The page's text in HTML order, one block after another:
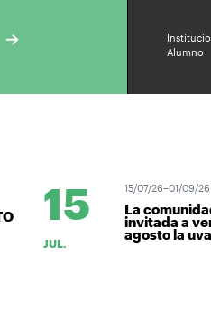
Alumno
15
JUL.
15/07/26–01/09/26
La
invitada a
agosto la uva